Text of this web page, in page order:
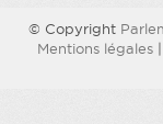
© Copyright
Mentions légales|